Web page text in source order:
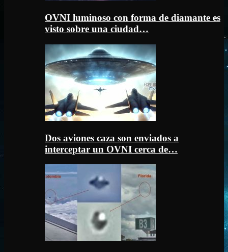
OVNI luminoso con forma de diamante es
visto sobre una ciudad…
Dos aviones caza son enviados a
interceptar un OVNI cerca de…